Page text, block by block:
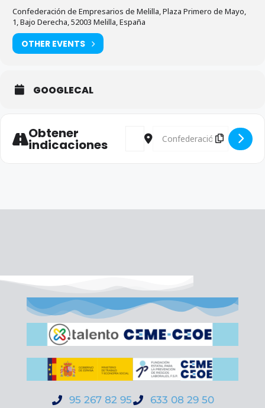
Confederación de Empresarios de Melilla, Plaza Primero de Mayo,
1, Bajo Derecha, 52003 Melilla, España
OTHER EVENTS
GOOGLECAL
Obtener
indicaciones
Address - Convocatoria Comisión
Destination Address -
95 267 82 95
633 08 29 50